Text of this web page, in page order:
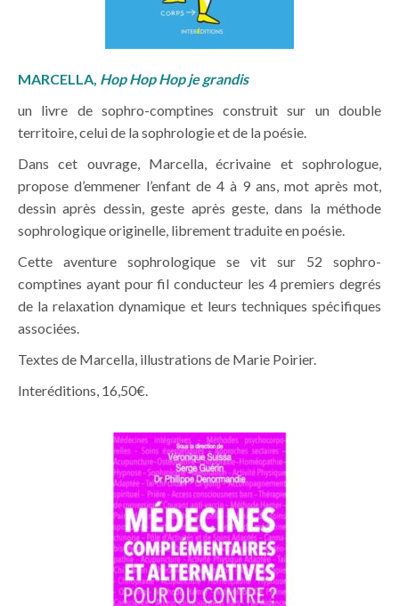
MARCELLA, Hop Hop Hop je grandis
un livre de sophro-comptines construit sur un double
territoire, celui de la sophrologie et de la poésie.
Dans cet ouvrage, Marcella, écrivaine et sophrologue,
propose d’emmener l’enfant de 4 à 9 ans, mot après mot,
dessin après dessin, geste après geste, dans la méthode
sophrologique originelle, librement traduite en poésie.
Cette aventure sophrologique se vit sur 52 sophro-
comptines ayant pour fil conducteur les 4 premiers degrés
de la relaxation dynamique et leurs techniques spécifiques
associées.
Textes de Marcella, illustrations de Marie Poirier.
Interéditions, 16,50€.